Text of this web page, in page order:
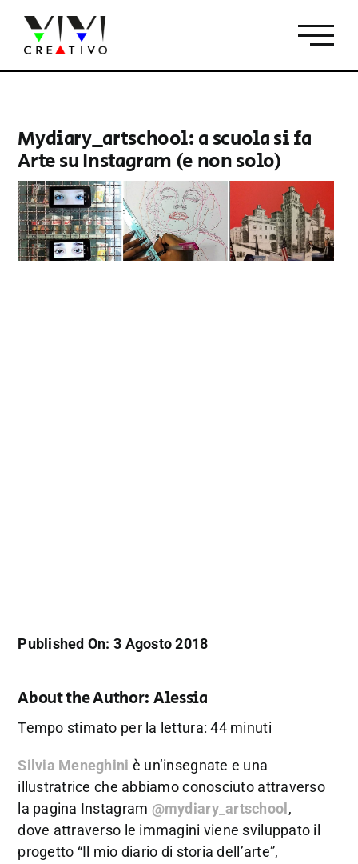
contenuto
Mydiary_artschool: a scuola si fa
Arte su Instagram (e non solo)
Published On: 3 Agosto 2018
About the Author: Alessia
Tempo stimato per la lettura: 44 minuti
Silvia Meneghini è un’insegnate e una
illustratrice che abbiamo conosciuto attraverso
la pagina Instagram @mydiary_artschool ,
dove attraverso le immagini viene sviluppato il
progetto “Il mio diario di storia dell’arte”,